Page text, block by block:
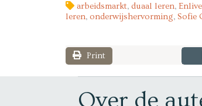
arbeidsmarkt, duaal leren,
leren, onderwijshervorming, Sofie
Print
Over de